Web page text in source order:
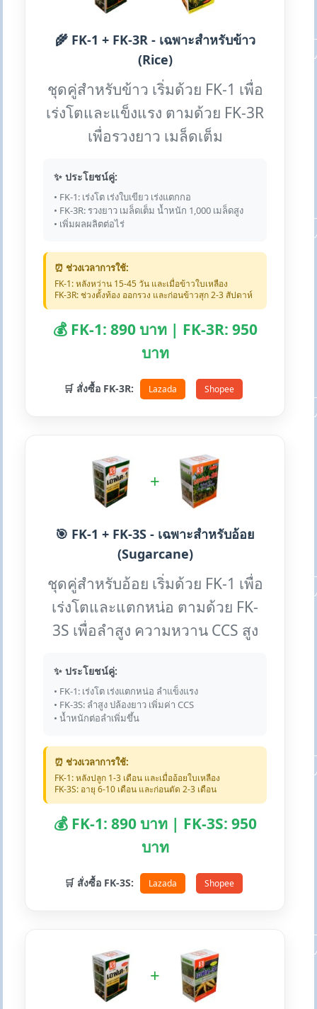
🌾 FK-1 + FK-3R - เฉพาะสำหรับข้าว
(Rice)
ชุดคู่สำหรับข้าว เริ่มด้วย FK-1 เพื่อ
เร่งโตและแข็งแรง ตามด้วย FK-3R
เพื่อรวงยาว เมล็ดเต็ม
✨ ประโยชน์คู่:
• FK-1: เร่งโต เร่งใบเขียว เร่งแตกกอ
• FK-3R: รวงยาว เมล็ดเต็ม น้ำหนัก 1,000 เมล็ดสูง
• เพิ่มผลผลิตต่อไร่
⏰ ช่วงเวลาการใช้:
FK-1: หลังหว่าน 15-45 วัน และเมื่อข้าวใบเหลือง
FK-3R: ช่วงตั้งท้อง ออกรวง และก่อนข้าวสุก 2-3 สัปดาห์
💰 FK-1: 890 บาท | FK-3R: 950
บาท
🛒 สั่งซื้อ FK-3R: Lazada Shopee
+
🎯 FK-1 + FK-3S - เฉพาะสำหรับอ้อย
(Sugarcane)
ชุดคู่สำหรับอ้อย เริ่มด้วย FK-1 เพื่อ
เร่งโตและแตกหน่อ ตามด้วย FK-
3S เพื่อลำสูง ความหวาน CCS สูง
✨ ประโยชน์คู่:
• FK-1: เร่งโต เร่งแตกหน่อ ลำแข็งแรง
• FK-3S: ลำสูง ปล้องยาว เพิ่มค่า CCS
• น้ำหนักต่อลำเพิ่มขึ้น
⏰ ช่วงเวลาการใช้:
FK-1: หลังปลูก 1-3 เดือน และเมื่ออ้อยใบเหลือง
FK-3S: อายุ 6-10 เดือน และก่อนตัด 2-3 เดือน
💰 FK-1: 890 บาท | FK-3S: 950
บาท
🛒 สั่งซื้อ FK-3S: Lazada Shopee
+